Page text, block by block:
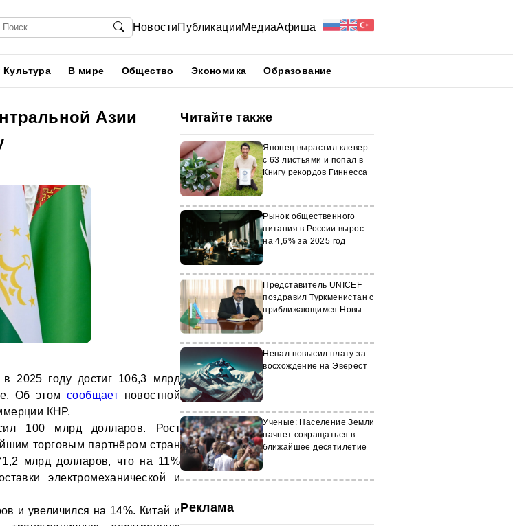
НовостиПубликацииМедиаАфиша
Культура В мире Общество Экономика Образование
Азии
2025 году достиг 106,3 млрд
Об этом сообщает новостной
КНР.
100 млрд долларов. Рост
торговым партнёром стран
млрд долларов, что на 11%
электромеханической и
и увеличился на 14%. Китай и
Читайте также
Японец вырастил клевер
с 63 листьями и попал в
Книгу рекордов Гиннесса
Рынок общественного
питания в России вырос
на 4,6% за 2025 год
Представитель UNICEF
поздравил Туркменистан с
приближающимся Новым
Непал повысил плату за
восхождение на Эверест
Ученые: Население Земли
начнет сокращаться в
ближайшее десятилетие
Реклама